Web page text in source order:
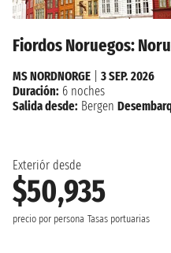
Fiordos Noruegos:
Exteriór desde
$50,935
precio por persona Tasas portuarias
MS NORDNORGE
3 SEP. 2026
Duración: 6 noches
Salida desde: Bergen